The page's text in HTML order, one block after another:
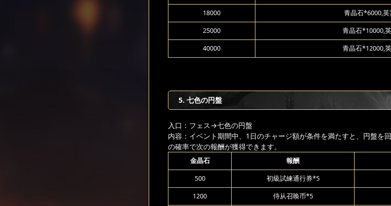
18000 青晶石*6000,
25000 青晶石*10000,
40000 青晶石*12000,
5. 七色の円盤
入口：フェス→七色の円盤
内容：イベント期間中、1日のチャージ額が条件を満たすと、円盤を
の確率で次の報酬が獲得できます。
金晶石 報酬
500 初級試練通行券*5
1200 侍从召唤币*5